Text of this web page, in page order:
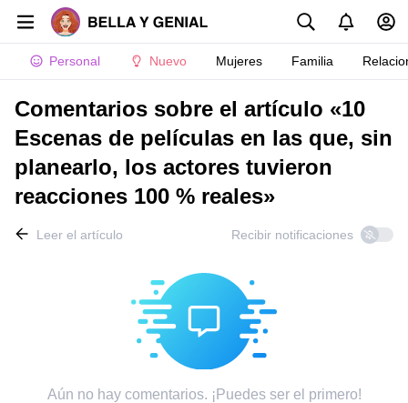
Personal Nuevo Mujeres Familia
Comentarios sobre el artículo «10
Escenas de películas en las que, sin
planearlo, los actores tuvieron
reacciones 100 % reales»
Leer el artículo Recibir notificaciones
Aún no hay comentarios. ¡Puedes ser el primero!